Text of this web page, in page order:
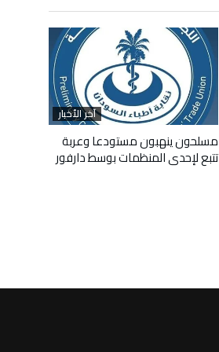
آخر الأخبار
مسلحون ينهبون مستودعا وعربة
تتبع لإحدى المنظمات بوسط دارفور